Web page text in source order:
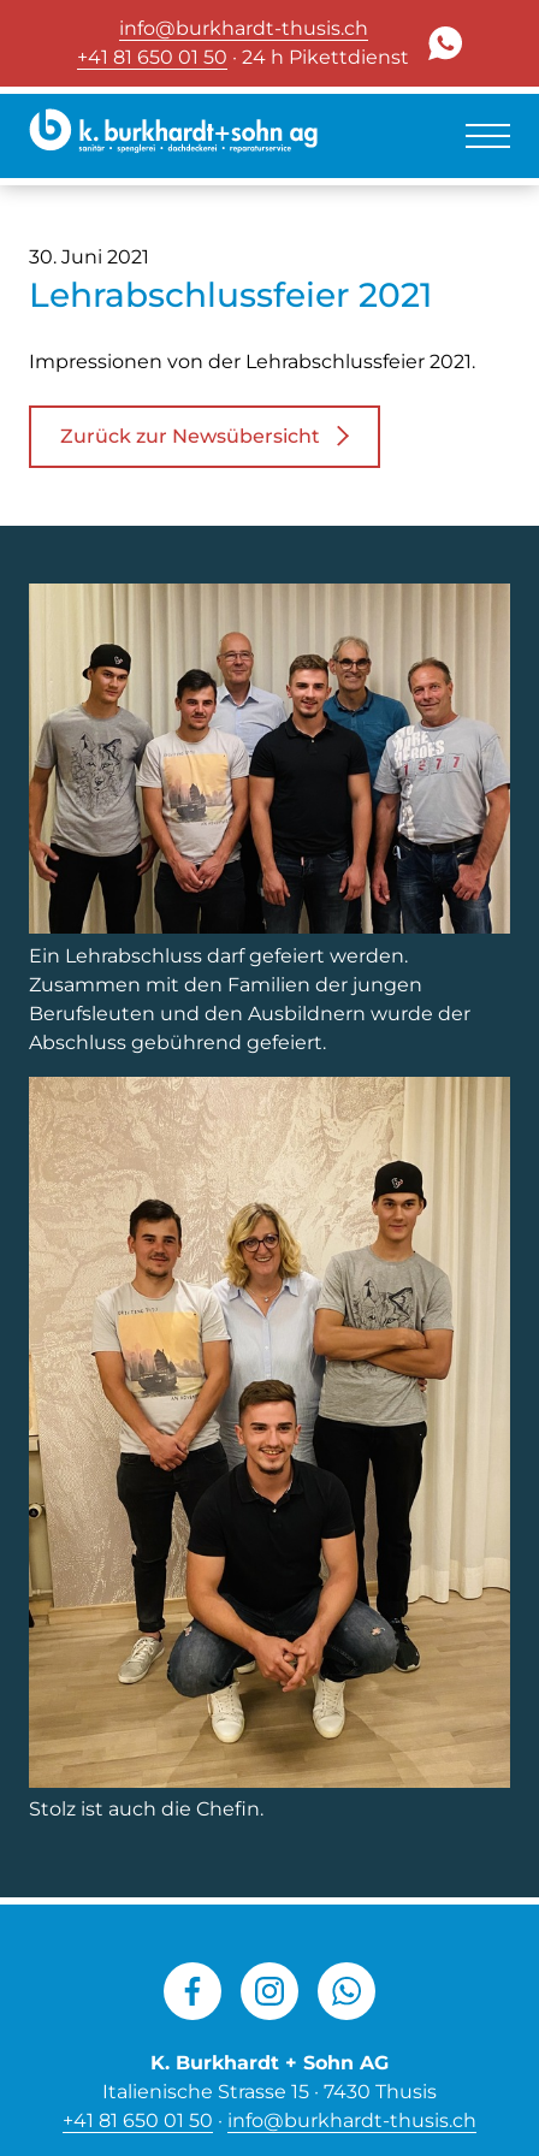
info@burkhardt-thusis.ch
+41 81 650 01 50 · 24 h Pikettdienst
30. Juni 2021
Lehrabschlussfeier 2021
Impressionen von der Lehrabschlussfeier 2021.
Zurück zur Newsübersicht
K. Burkhardt + Sohn AG
Italienische Strasse 15 · 7430 Thusis
+41 81 650 01 50 · info@burkhardt-thusis.ch